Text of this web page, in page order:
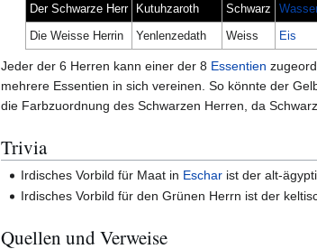
Der Schwarze Herr
Kutuhzaroth Schwarz
Die Weisse Herrin
Yenlenzedath Weiss Eis
Jeder der 6 Herren kann einer der 8 Essentien
mehrere Essentien in sich vereinen. So könnte der
die Farbzuordnung des Schwarzen Herren, da
Trivia
Irdisches Vorbild für Maat in Eschar ist der alt-
Irdisches Vorbild für den Grünen Herrn ist der
Quellen und Verweise